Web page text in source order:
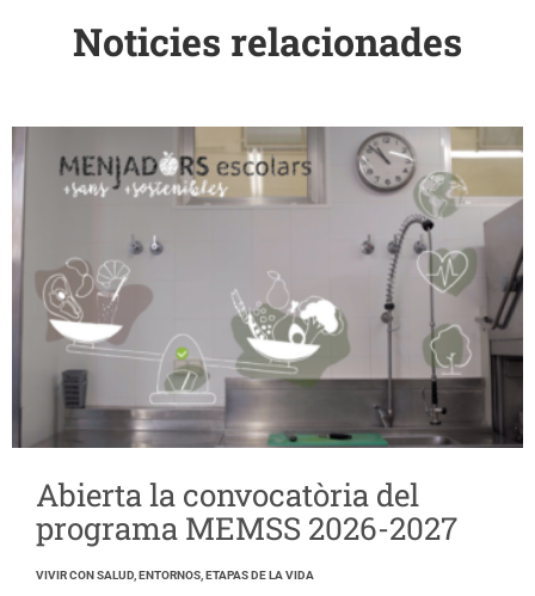
Noticies relacionades
Abierta la convocatòria del
programa MEMSS 2026-2027
VIVIR CON SALUD, ENTORNOS, ETAPAS DE LA VIDA